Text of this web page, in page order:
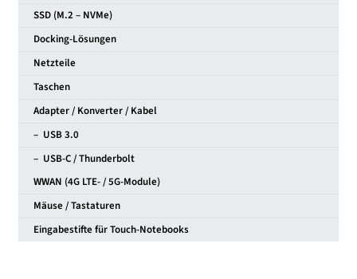
SSD (M.2 – NVMe)
Docking-Lösungen
Netzteile
Taschen
Adapter / Konverter / Kabel
– USB 3.0
– USB-C / Thunderbolt
WWAN (4G LTE- / 5G-Module)
Mäuse / Tastaturen
Eingabestifte für Touch-Notebooks